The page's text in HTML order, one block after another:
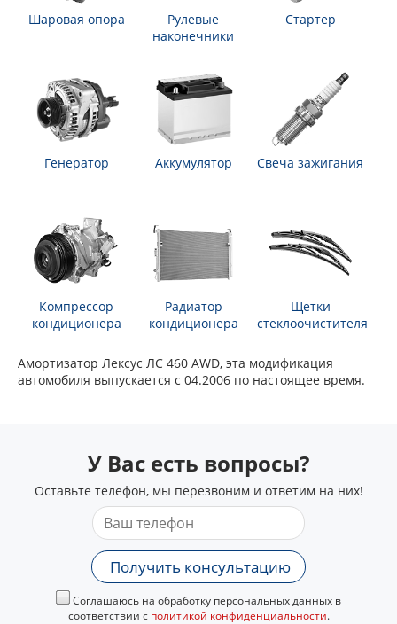
Шаровая опора
Рулевые
наконечники
Стартер
Генератор Аккумулятор Свеча зажигания
Компрессор
кондиционера
Радиатор
кондиционера
Щетки
стеклоочистителя
Амортизатор Лексус ЛС 460 AWD, эта модификация
автомобиля выпускается с 04.2006 по настоящее время.
У Вас есть вопросы?
Оставьте телефон, мы перезвоним и ответим на них!
Получить консультацию
Соглашаюсь на обработку персональных данных в
соответствии с политикой конфиденциальности.